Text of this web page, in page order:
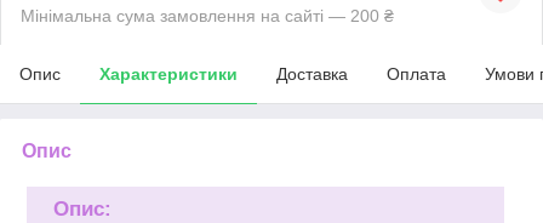
Мінімальна сума замовлення на сайті — 200 ₴
Опис Характеристики Доставка Оплата Умови
Опис
Опис: